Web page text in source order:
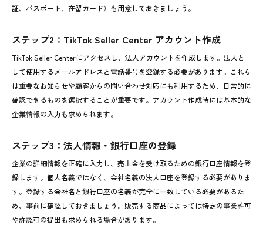
証、パスポート、在留カード）も用意しておきましょう。
ステップ2：TikTok Seller Center アカウント作成
TikTok Seller Centerにアクセスし、法人アカウントを作成します。法人と
して使用するメールアドレスと電話番号を登録する必要があります。これら
は重要なお知らせや顧客からの問い合わせ対応にも利用するため、日常的に
確認できるものを選択することが重要です。アカウント作成時には基本的な
企業情報の入力も求められます。
ステップ3：法人情報・銀行口座の登録
企業の詳細情報を正確に入力し、売上金を受け取るための銀行口座情報を登
録します。個人名義ではなく、会社名義の法人口座を登録する必要がありま
す。登録する会社名と銀行口座の名義が完全に一致している必要があるた
め、事前に確認しておきましょう。販売する商品によっては特定の事業許可
や許認可の提出も求められる場合があります。